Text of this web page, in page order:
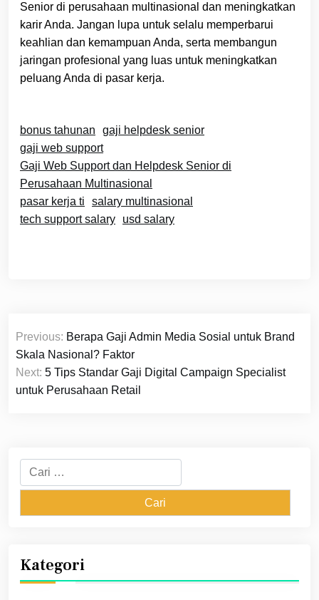
Senior di perusahaan multinasional dan meningkatkan
karir Anda. Jangan lupa untuk selalu memperbarui
keahlian dan kemampuan Anda, serta membangun
jaringan profesional yang luas untuk meningkatkan
peluang Anda di pasar kerja.
bonus tahunan
gaji helpdesk senior
gaji web support
Gaji Web Support dan Helpdesk Senior di
Perusahaan Multinasional
pasar kerja ti
salary multinasional
tech support salary
usd salary
Navigasi
pos
Previous: Berapa Gaji Admin Media Sosial untuk Brand
Skala Nasional? Faktor
Next: 5 Tips Standar Gaji Digital Campaign Specialist
untuk Perusahaan Retail
Cari
untuk:
Kategori